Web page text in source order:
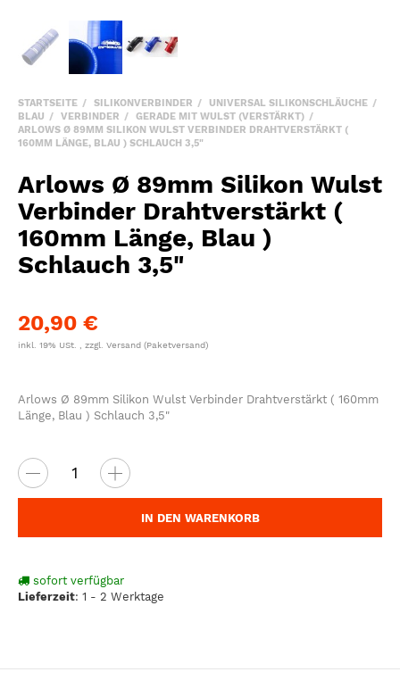
STARTSEITE SILIKONVERBINDER
UNIVERSAL SILIKONSCHLÄUCHE
BLAU
VERBINDER
GERADE MIT WULST (VERSTÄRKT)
ARLOWS Ø 89MM SILIKON WULST VERBINDER DRAHTVERSTÄRKT (
160MM LÄNGE, BLAU ) SCHLAUCH 3,5"
Arlows Ø 89mm Silikon Wulst
Verbinder Drahtverstärkt (
160mm Länge, Blau )
Schlauch 3,5"
20,90 €
inkl. 19% USt. , zzgl. Versand (Paketversand)
Arlows Ø 89mm Silikon Wulst Verbinder Drahtverstärkt ( 160mm
Länge, Blau ) Schlauch 3,5"
IN DEN WARENKORB
sofort verfügbar
Lieferzeit: 1 - 2 Werktage